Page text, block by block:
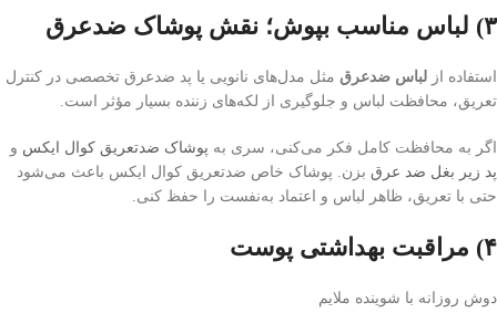
۳) لباس مناسب بپوش؛ نقش پوشاک ضدعرق
استفاده از لباس ضدعرق مثل مدل‌های نانویی یا پد ضدعرق تخصصی در کنترل
تعریق، محافظت لباس و جلوگیری از لکه‌های زننده بسیار مؤثر است.
اگر به محافظت کامل فکر می‌کنی، سری به پوشاک ضدتعریق کوال ایکس و
پد زیر بغل ضد عرق بزن. پوشاک خاص ضدتعریق کوال ایکس باعث می‌شود
حتی با تعریق، ظاهر لباس و اعتماد به‌نفست را حفظ کنی.
۴) مراقبت بهداشتی پوست
دوش روزانه با شوینده ملایم